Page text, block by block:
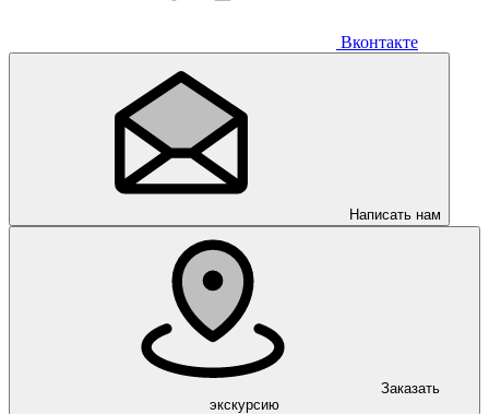
Вконтакте
Написать нам
Заказать
экскурсию